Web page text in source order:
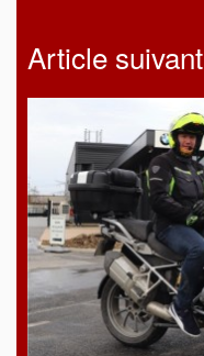
Article suivant